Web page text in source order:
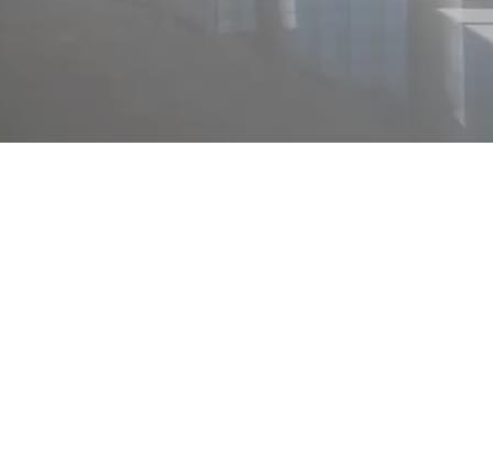
основных торговых и активных для торговли улицах г.Орска